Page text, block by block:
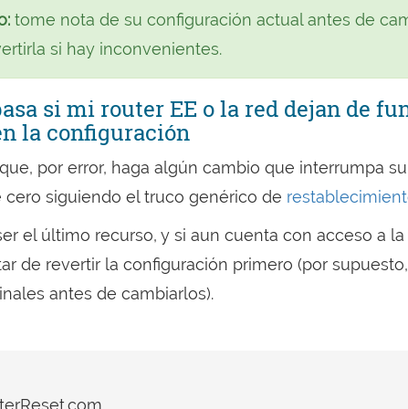
tome nota de su configuración actual antes de
si hay inconvenientes.
si mi router EE o la red dejan de
la configuración
por error, haga algún cambio que interrumpa
cero siguiendo el truco genérico de
el último recurso, y si aun cuenta con acceso a
de revertir la configuración primero (por
antes de cambiarlos).